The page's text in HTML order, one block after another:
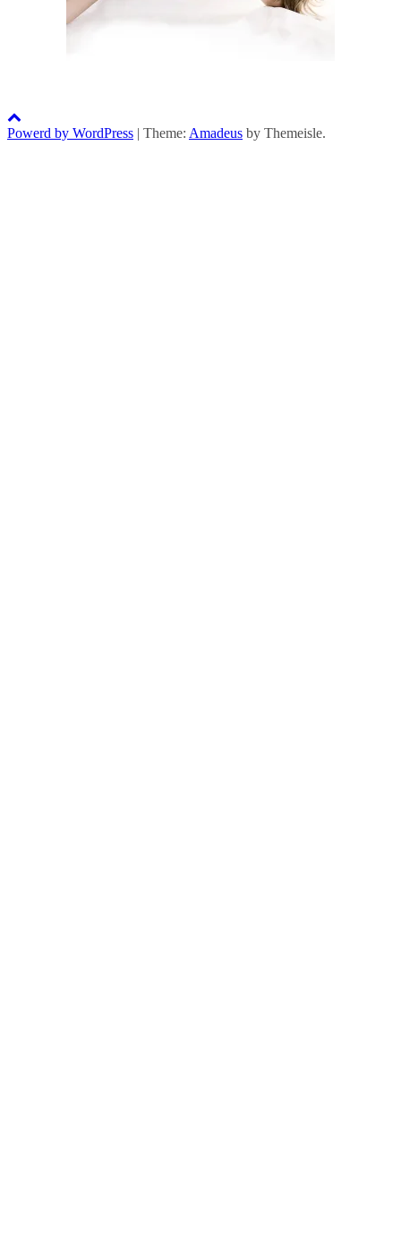
Powerd by WordPress | Theme: Amadeus by Themeisle.